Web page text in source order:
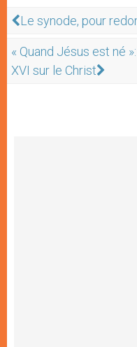
Le synode, pour
« Quand Jésus est né
XVI sur le Christ